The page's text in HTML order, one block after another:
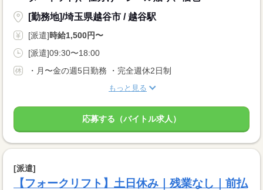
[勤務地]/埼玉県越谷市 / 越谷駅
[派遣]時給1,500円〜
[派遣]09:30〜18:00
・月〜金の週5日勤務 ・完全週休2日制
もっと見る
応募する（バイトル求人）
[派遣]
【フォークリフト】土日休み｜残業なし｜前払